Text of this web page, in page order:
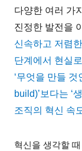
다양한 여러 가
진정한 발전을
신속하고 저렴
단계에서 현실
‘무엇을 만들 것
build)’ 보다는 ‘
조직의 혁신 속
혁신을 생각할